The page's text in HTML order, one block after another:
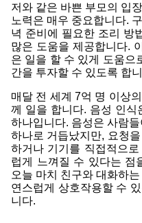
저와 같은 바쁜 부모의 입
노력은 매우 중요합니다.
녁 준비에 필요한 조리 방
많은 도움을 제공합니다.
은 일을 할 수 있게 도움으
간을 투자할 수 있도록 합
매달 전 세계 7억 명 이상
께 일을 합니다. 음성 인식
하나입니다. 음성은 사람
하나로 거듭났지만, 요청
하거나 기기를 직접적으
럽게 느껴질 수 있다는 점
오늘 마치 친구와 대화하
연스럽게 상호작용할 수
니다.